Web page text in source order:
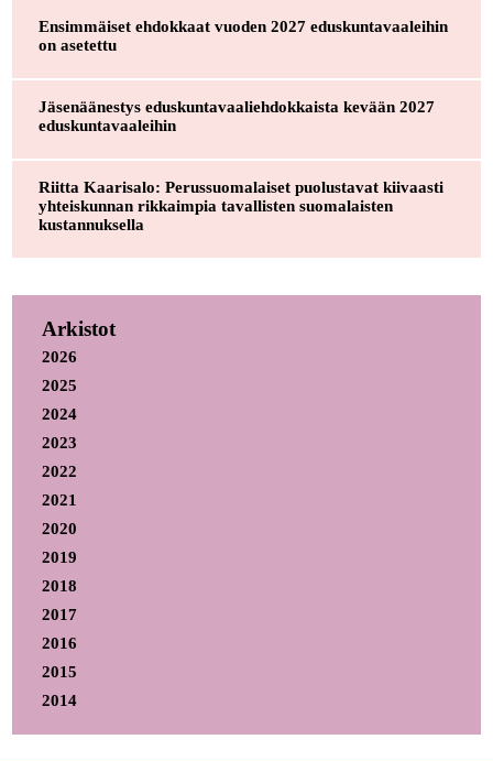
Ensimmäiset ehdokkaat vuoden 2027 eduskuntavaaleihin
on asetettu
Jäsenäänestys eduskuntavaaliehdokkaista kevään 2027
eduskuntavaaleihin
Riitta Kaarisalo: Perussuomalaiset puolustavat kiivaasti
yhteiskunnan rikkaimpia tavallisten suomalaisten
kustannuksella
Arkistot
2026
2025
2024
2023
2022
2021
2020
2019
2018
2017
2016
2015
2014